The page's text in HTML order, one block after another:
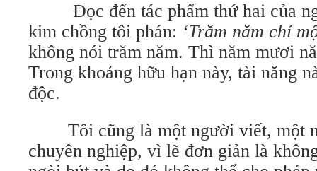
Đọc đến tác phẩm thứ hai của
kim chồng tôi phán: ‘Trăm năm chỉ
không nói trăm năm. Thì năm mươi
Trong khoảng hữu hạn này, tài năng
độc.
Tôi cũng là một người viết, một
chuyên nghiệp, vì lẽ đơn giản là